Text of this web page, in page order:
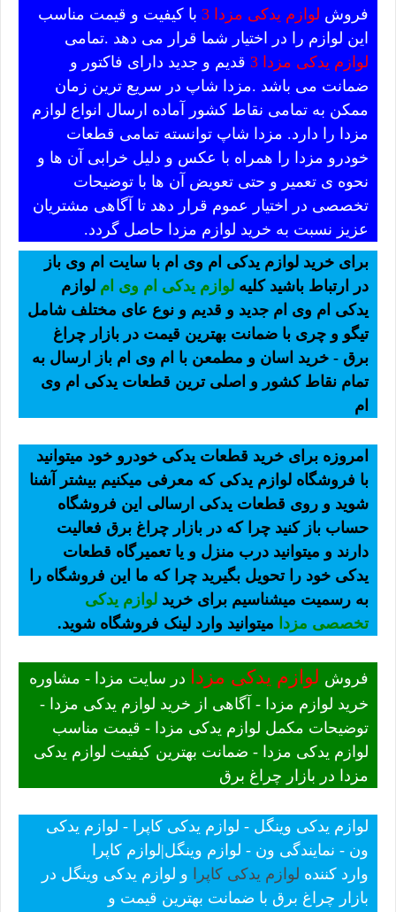
فروش لوازم یدکی مزدا 3
با کیفیت و قیمت مناسب
این لوازم را در اختیار شما قرار می دهد .تمامی
لوازم یدکی مزدا 3
قدیم و جدید دارای فاکتور و
ضمانت می باشد .مزدا شاپ در سریع ترین زمان
ممکن به تمامی نقاط کشور آماده ارسال انواع لوازم
مزدا را دارد. مزدا شاپ توانسته تمامی قطعات
خودرو مزدا را همراه با عکس و دلیل خرابی آن ها و
نحوه ی تعمیر و حتی تعویض آن ها با توضیحات
تخصصی در اختیار عموم قرار دهد تا آگاهی مشتریان
عزیز نسبت به خرید لوازم مزدا حاصل گردد.
برای خرید لوازم یدکی ام وی ام با سایت ام وی باز
در ارتباط باشید کلیه لوازم یدکی ام وی ام لوازم
یدکی ام وی ام جدید و قدیم و نوع عای مختلف شامل
تیگو و چری با ضمانت بهترین قیمت در بازار چراغ
برق - خرید اسان و مطمعن با ام وی ام باز ارسال به
تمام نقاط کشور و اصلی ترین قطعات یدکی ام وی
ام
امروزه برای خرید قطعات یدکی خودرو خود میتوانید
با فروشگاه لوازم یدکی که معرفی میکنیم بیشتر آشنا
شوید و روی قطعات یدکی ارسالی این فروشگاه
حساب باز کنید چرا که در بازار چراغ برق فعالیت
دارند و میتوانید درب منزل و یا تعمیرگاه قطعات
یدکی خود را تحویل بگیرید چرا که ما این فروشگاه را
به رسمیت میشناسیم برای خرید لوازم یدکی
تخصصی مزدا میتوانید وارد لینک فروشگاه شوید.
فروش لوازم یدکی مزدا در سایت مزدا - مشاوره
خرید لوازم مزدا - آگاهی از خرید لوازم یدکی مزدا -
توضیحات مکمل لوازم یدکی مزدا - قیمت مناسب
لوازم یدکی مزدا - ضمانت بهترین کیفیت لوازم یدکی
مزدا در بازار چراغ برق
لوازم یدکی وینگل - لوازم یدکی کاپرا - لوازم یدکی
ون - نمایندگی ون - لوازم وینگل|لوازم کاپرا
وارد کننده لوازم یدکی کاپرا
و لوازم یدکی وینگل در
بازار چراغ برق با ضمانت بهترین قیمت و